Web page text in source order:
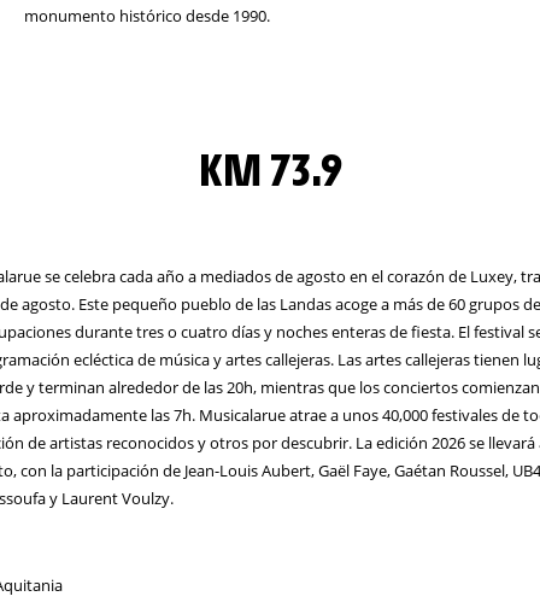
monumento histórico desde 1990.
KM 73.9
se celebra cada año a mediados de agosto en el corazón de Luxey,
agosto. Este pequeño pueblo de las Landas acoge a más de 60 grupos
durante tres o cuatro días y noches enteras de fiesta. El festival
ecléctica de música y artes callejeras. Las artes callejeras tienen
y terminan alrededor de las 20h, mientras que los conciertos
aproximadamente las 7h. Musicalarue atrae a unos 40,000 festivales de
de artistas reconocidos y otros por descubrir. La edición 2026 se llevará
con la participación de Jean-Louis Aubert, Gaël Faye, Gaétan Roussel,
y Laurent Voulzy.